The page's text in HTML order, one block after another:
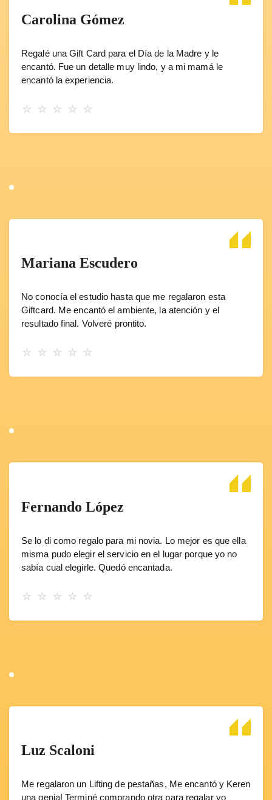
Carolina Gómez
Regalé una Gift Card para el Día de la Madre y le
encantó. Fue un detalle muy lindo, y a mi mamá le
encantó la experiencia.
☆ ☆ ☆ ☆ ☆
Mariana Escudero
No conocía el estudio hasta que me regalaron esta
Giftcard. Me encantó el ambiente, la atención y el
resultado final. Volveré prontito.
☆ ☆ ☆ ☆ ☆
Fernando López
Se lo di como regalo para mi novia. Lo mejor es que ella
misma pudo elegir el servicio en el lugar porque yo no
sabía cual elegirle. Quedó encantada.
☆ ☆ ☆ ☆ ☆
Luz Scaloni
Me regalaron un Lifting de pestañas, Me encantó y Keren
una genia! Terminé comprando otra para regalar yo